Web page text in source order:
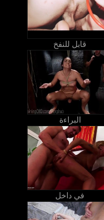
قابل للنفخ
البراءة
في داخل